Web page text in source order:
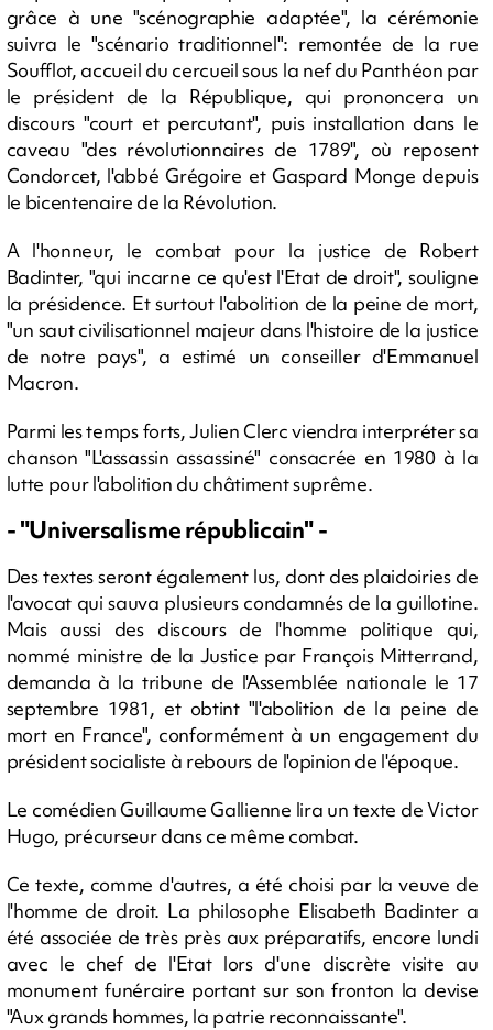
grâce à une "scénographie adaptée", la cérémonie
suivra le "scénario traditionnel": remontée de la rue
Soufflot, accueil du cercueil sous la nef du Panthéon par
le président de la République, qui prononcera un
discours "court et percutant", puis installation dans le
caveau "des révolutionnaires de 1789", où reposent
Condorcet, l'abbé Grégoire et Gaspard Monge depuis
le bicentenaire de la Révolution.
A l'honneur, le combat pour la justice de Robert
Badinter, "qui incarne ce qu'est l'Etat de droit", souligne
la présidence. Et surtout l'abolition de la peine de mort,
"un saut civilisationnel majeur dans l'histoire de la justice
de notre pays", a estimé un conseiller d'Emmanuel
Macron.
Parmi les temps forts, Julien Clerc viendra interpréter sa
chanson "L'assassin assassiné" consacrée en 1980 à la
lutte pour l'abolition du châtiment suprême.
- "Universalisme républicain" -
Des textes seront également lus, dont des plaidoiries de
l'avocat qui sauva plusieurs condamnés de la guillotine.
Mais aussi des discours de l'homme politique qui,
nommé ministre de la Justice par François Mitterrand,
demanda à la tribune de l'Assemblée nationale le 17
septembre 1981, et obtint "l'abolition de la peine de
mort en France", conformément à un engagement du
président socialiste à rebours de l'opinion de l'époque.
Le comédien Guillaume Gallienne lira un texte de Victor
Hugo, précurseur dans ce même combat.
Ce texte, comme d'autres, a été choisi par la veuve de
l'homme de droit. La philosophe Elisabeth Badinter a
été associée de très près aux préparatifs, encore lundi
avec le chef de l'Etat lors d'une discrète visite au
monument funéraire portant sur son fronton la devise
"Aux grands hommes, la patrie reconnaissante".